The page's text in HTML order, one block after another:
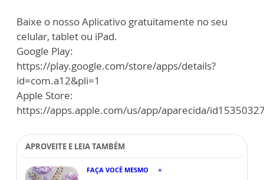
Baixe o nosso Aplicativo gratuitamente no seu
celular, tablet ou iPad.
Google Play:
https://play.google.com/store/apps/details?
id=com.a12&pli=1
Apple Store:
https://apps.apple.com/us/app/aparecida/
APROVEITE E LEIA TAMBÉM
FAÇA VOCÊ MESMO